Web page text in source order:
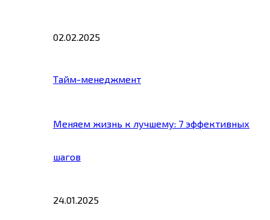
02.02.2025
Тайм-менеджмент
Меняем жизнь к лучшему: 7 эффективных
шагов
24.01.2025